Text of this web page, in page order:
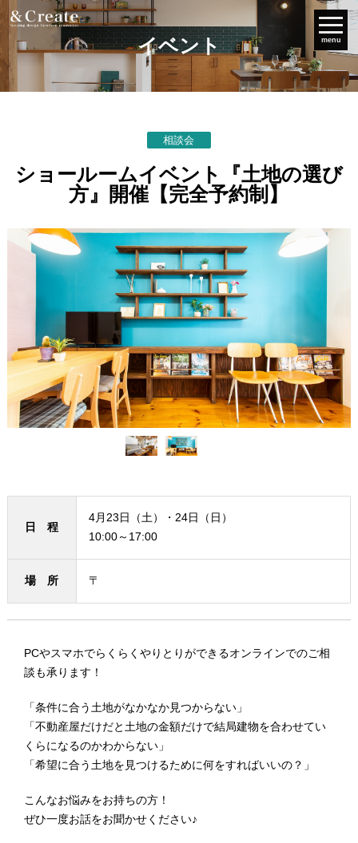
menu
イベント
相談会
ショールームイベント『土地の選び
方』開催【完全予約制】
日 程
4月23日（土）・24日（日）
10:00～17:00
場 所 〒
PCやスマホでらくらくやりとりができるオンラインでのご相
談も承ります！
「条件に合う土地がなかなか見つからない」
「不動産屋だけだと土地の金額だけで結局建物を合わせてい
くらになるのかわからない」
「希望に合う土地を見つけるために何をすればいいの？」
こんなお悩みをお持ちの方！
ぜひ一度お話をお聞かせください♪